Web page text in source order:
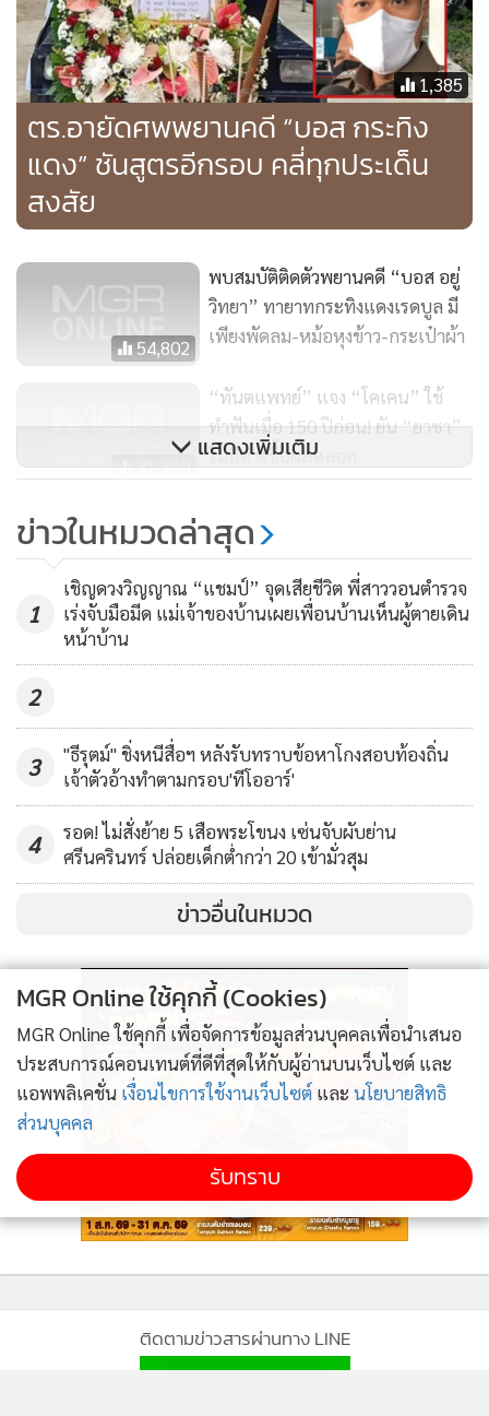
1,385
ตร.อายัดศพพยานคดี “บอส กระทิง
แดง” ชันสูตรอีกรอบ คลี่ทุกประเด็น
สงสัย
54,802
พบสมบัติติดตัวพยานคดี “บอส อยู่
วิทยา” ทายาทกระทิงแดงเรดบูล มี
เพียงพัดลม-หม้อหุงข้าว-กระเป๋าผ้า
31,390
“ทันตแพทย์” แจง “โคเคน” ใช้
ทำฟันเมื่อ 150 ปีก่อน! ยัน “ยาชา”
ไม่มีทางขึ้นผลหลอก
2,022
บำเพ็ญกุศลศพพยานคดี “บอส-
ทายาทกระทิงแดง เรดบูล” เรียบง่าย
แสดงเพิ่มเติม
ข่าวในหมวดล่าสุด
1
เชิญดวงวิญญาณ “แชมป์” จุดเสียชีวิต พี่สาววอนตำรวจ
เร่งจับมือมีด แม่เจ้าของบ้านเผยเพื่อนบ้านเห็นผู้ตายเดิน
หน้าบ้าน
2
3
"ธีรุตม์" ชิ่งหนีสื่อฯ หลังรับทราบข้อหาโกงสอบท้องถิ่น
เจ้าตัวอ้างทำตามกรอบ'ทีโออาร์'
4
รอด! ไม่สั่งย้าย 5 เสือพระโขนง เซ่นจับผับย่าน
ศรีนครินทร์ ปล่อยเด็กต่ำกว่า 20 เข้ามั่วสุม
ข่าวอื่นในหมวด
ติดตามข่าวสารผ่านทาง LINE
MGR Online ใช้คุกกี้ (Cookies)
MGR Online ใช้คุกกี้ เพื่อจัดการข้อมูลส่วนบุคคลเพื่อนำเสนอ
ประสบการณ์คอนเทนต์ที่ดีที่สุดให้กับผู้อ่านบนเว็บไซต์ และ
แอพพลิเคชั่น เงื่อนไขการใช้งานเว็บไซต์ และ นโยบายสิทธิ
ส่วนบุคคล
รับทราบ